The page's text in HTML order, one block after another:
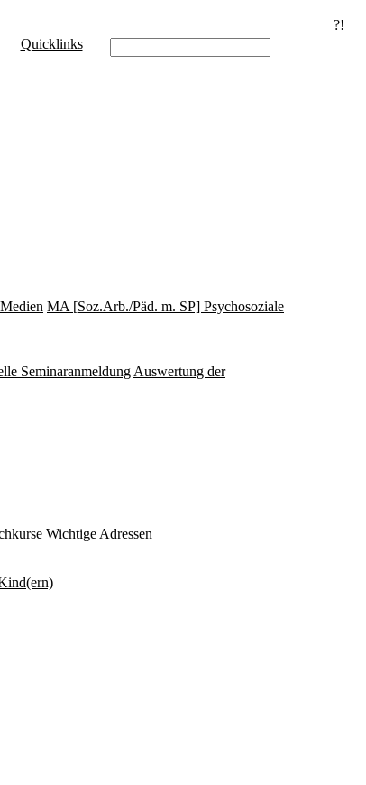
?!
Quicklinks
MA [Soz.Arb./Päd. m. SP] Psychosoziale
Seminaranmeldung Auswertung der
Wichtige Adressen